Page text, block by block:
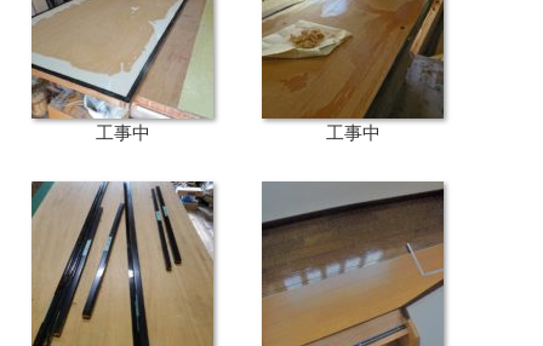
工事中 工事中